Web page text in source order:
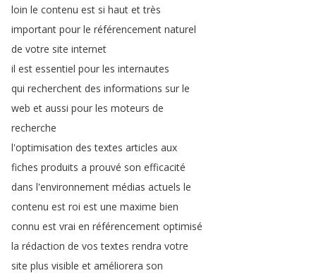
loin le contenu est si haut et très
important pour le référencement naturel
de votre site internet
il est essentiel pour les internautes
qui recherchent des informations sur le
web et aussi pour les moteurs de
recherche
l'optimisation des textes articles aux
fiches produits a prouvé son efficacité
dans l'environnement médias actuels le
contenu est roi est une maxime bien
connu est vrai en référencement optimisé
la rédaction de vos textes rendra votre
site plus visible et améliorera son